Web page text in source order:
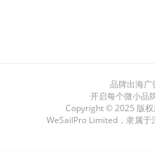
品牌出海
开启每个微小品
Copyright © 2025 版权
WeSailPro Limited，隶属于